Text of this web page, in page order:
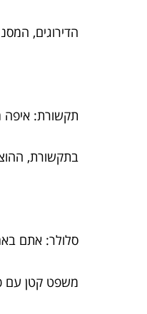
הדירוגים,
תקשורת:
בתקשורת,
סלולר: אתם
משפט קטן עם